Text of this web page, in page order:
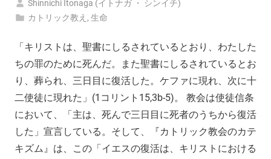
Shinnichi Itonaga (イトナガ ・ シンイチ)
カトリック教え ,生命
「キリストは、聖書にしるされているとおり、わたした
ちの罪のために死んだ。また聖書にしるされているとお
り、葬られ、三日目に復活した。ケファに現れ、次に十
二使徒に現れた」(1コリント15,3b-5)。 教会は使徒信条
において、「主は、死んで三日目に死者のうちから復活
した」宣言している。そして、『カトリック教会のカテ
キズム』は、この「イエスの復活は、キリストにおける